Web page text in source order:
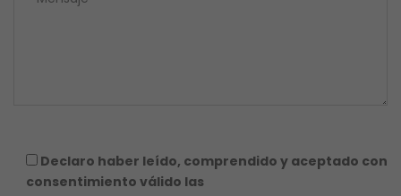
Declaro haber leído, comprendido y aceptado con
consentimiento válido las